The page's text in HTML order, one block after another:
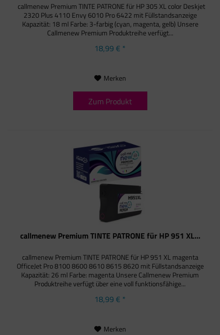
callmenew Premium TINTE PATRONE für HP 305 XL color Deskjet
2320 Plus 4110 Envy 6010 Pro 6422 mit Füllstandsanzeige
Kapazität: 18 ml Farbe: 3-farbig (cyan, magenta, gelb) Unsere
Callmenew Premium Produktreihe verfügt...
18,99 € *
Merken
Zum Produkt
callmenew Premium TINTE PATRONE für HP 951 XL...
callmenew Premium TINTE PATRONE für HP 951 XL magenta
OfficeJet Pro 8100 8600 8610 8615 8620 mit Füllstandsanzeige
Kapazität: 26 ml Farbe: magenta Unsere Callmenew Premium
Produktreihe verfügt über eine voll funktionsfähige...
18,99 € *
Merken